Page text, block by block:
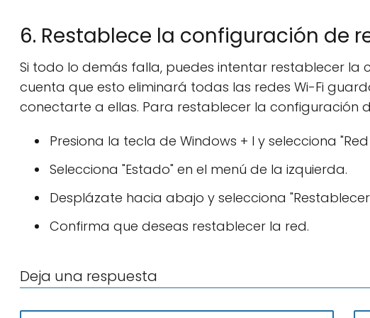
6. Restablece la configuración de
Si todo lo demás falla, puedes intentar restablecer la
cuenta que esto eliminará todas las redes Wi-Fi
conectarte a ellas. Para restablecer la configuración
Presiona la tecla de Windows + I y selecciona
Selecciona "Estado" en el menú de la izquierda.
Desplázate hacia abajo y selecciona
Confirma que deseas restablecer la red.
Deja una respuesta